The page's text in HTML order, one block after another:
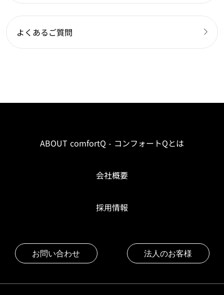
よくあるご質問
ABOUT comfortQ - コンフォートQとは
会社概要
採用情報
お問い合わせ 法人のお客様